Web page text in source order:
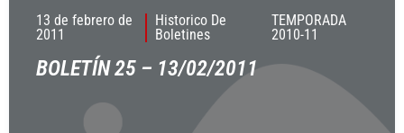
13 de febrero de
2011
Historico De
Boletines
TEMPORADA
2010-11
BOLETÍN 25 – 13/02/2011